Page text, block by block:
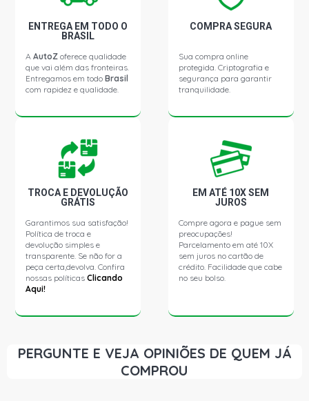
ENTREGA EM TODO O
BRASIL
AAutoZ oferece qualidade
que vai além das fronteiras.
Entregamos em todoBrasil
com rapidez e qualidade.
COMPRA SEGURA
Sua compra online
protegida. Criptografia e
segurança para garantir
tranquilidade.
TROCA E DEVOLUÇÃO
GRÁTIS
Garantimos sua satisfação!
Política de troca e
devolução simples e
transparente. Se não for a
peça certa,devolva. Confira
nossas políticasClicando
Aqui!
EM ATÉ 10X SEM
JUROS
Compre agora e pague sem
preocupações!
Parcelamento em até 10X
sem juros no cartão de
crédito. Facilidade que cabe
no seu bolso.
PERGUNTE E VEJA OPINIÕES DE QUEM JÁ
COMPROU